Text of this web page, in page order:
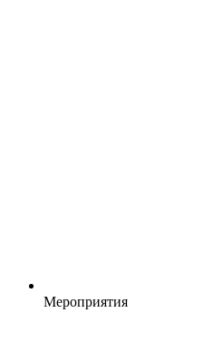
Мероприятия